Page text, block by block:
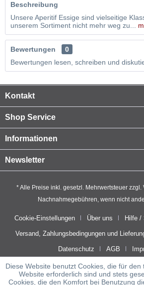
Beschreibung
Unsere Aperitif Essige sind vielseitige
unserem Sortiment nicht mehr weg zu...
Bewertungen
0
Bewertungen lesen, schreiben und
Kontakt
Shop Service
Informationen
Newsletter
* Alle Preise inkl. gesetzl. Mehrwertsteuer zzgl.
Nachnahmegebühren, wenn nicht
Cookie-Einstellungen Über uns Hilfe /
Versand, Zahlungsbedingungen und
Datenschutz AGB
Diese Website benutzt Cookies, die für
Website erforderlich sind und stets
Cookies, die den Komfort bei Benutzung